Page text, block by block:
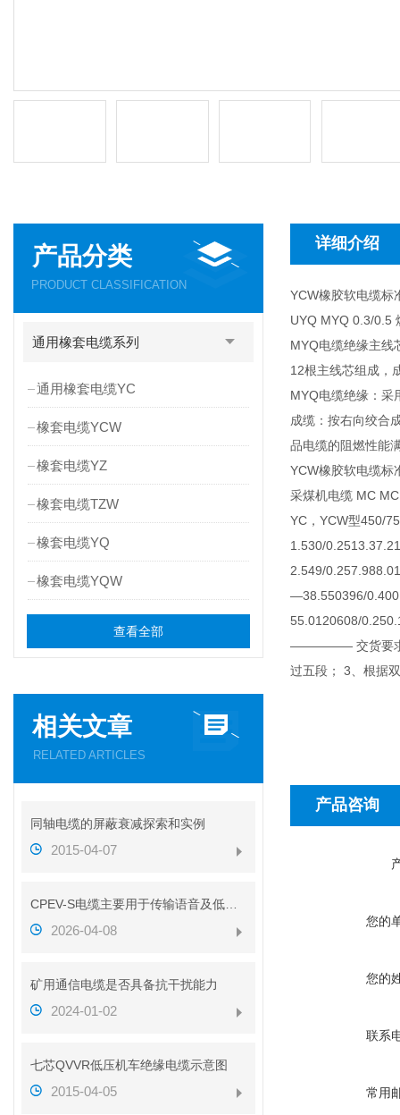
产品分类
PRODUCT CLASSIFICATION
通用橡套电缆系列
通用橡套电缆YC
橡套电缆YCW
橡套电缆YZ
橡套电缆TZW
橡套电缆YQ
橡套电缆YQW
查看全部
相关文章
RELATED ARTICLES
同轴电缆的屏蔽衰减探索和实例
2015-04-07
2026-04-08
矿用通信电缆是否具备抗干扰能力
2024-01-02
七芯QVVR低压机车绝缘电缆示意图
2015-04-05
详细介绍
YCW橡胶软电缆标
UYQ MYQ 0.3/0.5
MYQ电缆绝缘主
12根主线芯组成，
MYQ电缆绝缘：采
成缆：按右向绞合
品电缆的阻燃性能
YCW橡胶软电缆标
采煤机电缆 MC
YC，YCW型450/
1.530/
2.549/
—38.550396/
55.0120608/
————— 交货要求;
过五段； 3、根据
产品咨询
您的
您的
联系
常用